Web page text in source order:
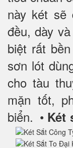
này két sẽ
đều, dày
biệt rất
sơn lót
cho tàu
mặn tốt,
biển. • Két